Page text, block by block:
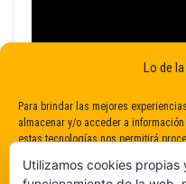
Lo de
Para brindar las mejores
almacenar y/o acceder a
estas tecnologías nos permitirá
consentimiento puede afectar
Utilizamos cookies